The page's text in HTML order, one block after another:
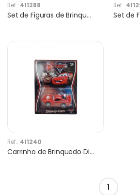
Ref.: 411288
Set de Figuras de Brinquedo Spiderman com Moto 17057
Ref.:
Ref.: 411240
Carrinho de Brinquedo Disney Cars 2017-87 1pc
1